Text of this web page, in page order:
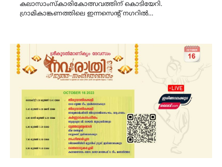
കലാസാംസ്കാരികോത്സവത്തിന് കൊടിയേറി.
ഗ്രാമികാങ്കണത്തിലെ ഇന്നസെൻ്റ് നഗറിൽ…